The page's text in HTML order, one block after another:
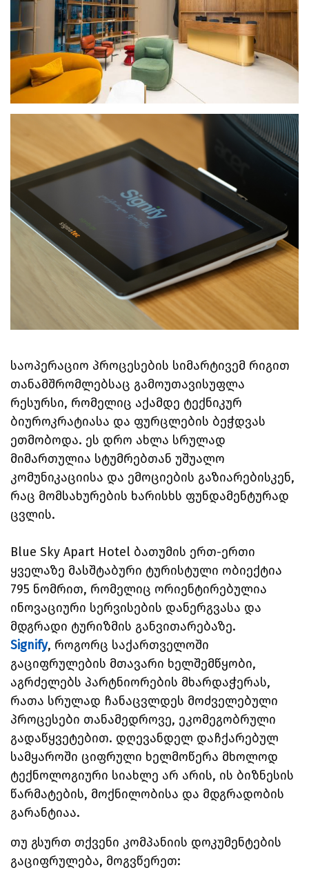
საოპერაციო პროცესების სიმარტივემ რიგით
თანამშრომლებსაც გამოუთავისუფლა
რესურსი, რომელიც აქამდე ტექნიკურ
ბიუროკრატიასა და ფურცლების ბეჭდვას
ეთმობოდა. ეს დრო ახლა სრულად
მიმართულია სტუმრებთან უშუალო
კომუნიკაციისა და ემოციების გაზიარებისკენ,
რაც მომსახურების ხარისხს ფუნდამენტურად
ცვლის.
Blue Sky Apart Hotel ბათუმის ერთ-ერთი
ყველაზე მასშტაბური ტურისტული ობიექტია
795 ნომრით, რომელიც ორიენტირებულია
ინოვაციური სერვისების დანერგვასა და
მდგრადი ტურიზმის განვითარებაზე.
Signify, როგორც საქართველოში
გაციფრულების მთავარი ხელშემწყობი,
აგრძელებს პარტნიორების მხარდაჭერას,
რათა სრულად ჩანაცვლდეს მოძველებული
პროცესები თანამედროვე, ეკომეგობრული
გადაწყვეტებით. დღევანდელ დაჩქარებულ
სამყაროში ციფრული ხელმოწერა მხოლოდ
ტექნოლოგიური სიახლე არ არის, ის ბიზნესის
წარმატების, მოქნილობისა და მდგრადობის
გარანტიაა.
თუ გსურთ თქვენი კომპანიის დოკუმენტების
გაციფრულება, მოგვწერეთ: